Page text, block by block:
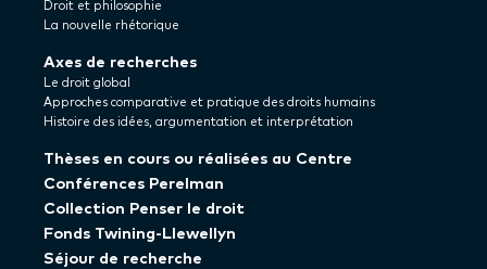
Droit et philosophie
La nouvelle rhétorique
Axes de recherches
Le droit global
Approches comparative et pratique des droits humains
Histoire des idées, argumentation et interprétation
Thèses en cours ou réalisées au Centre
Conférences Perelman
Collection Penser le droit
Fonds Twining-Llewellyn
Séjour de recherche